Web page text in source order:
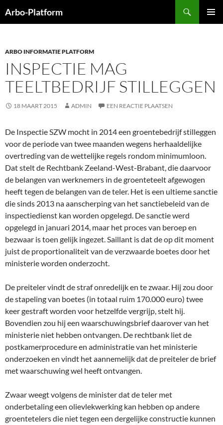
naar
Arbo-Platform
ARBO INFORMATIE PLATFORM
INSPECTIE MAG
TEELTBEDRIJF STILLEGGEN
18 MAART 2015 ADMIN EEN REACTIE PLAATSEN
De Inspectie SZW mocht in 2014 een groentebedrijf stilleggen
voor de periode van twee maanden wegens herhaaldelijke
overtreding van de wettelijke regels rondom minimumloon.
Dat stelt de Rechtbank Zeeland-West-Brabant, die daarvoor
de belangen van werknemers in de groenteteelt afgewogen
heeft tegen de belangen van de teler. Het is een ultieme sanctie
die sinds 2013 na aanscherping van het sanctiebeleid van de
inspectiedienst kan worden opgelegd. De sanctie werd
opgelegd in januari 2014, maar het proces van beroep en
bezwaar is toen gelijk ingezet. Saillant is dat de op dit moment
juist de proportionaliteit van de verzwaarde boetes door het
ministerie worden onderzocht.
De preiteler vindt de straf onredelijk en te zwaar. Hij zou door
de stapeling van boetes (in totaal ruim 170.000 euro) twee
keer gestraft worden voor hetzelfde vergrijp, stelt hij.
Bovendien zou hij een waarschuwingsbrief daarover van het
ministerie niet hebben ontvangen. De rechtbank liet de
postkamerprocedure en administratie van het ministerie
onderzoeken en vindt het aannemelijk dat de preiteler de brief
met waarschuwing wel heeft ontvangen.
Zwaar weegt volgens de minister dat de teler met
onderbetaling een olievlekwerking kan hebben op andere
groentetelers die niet tegen een dergelijke constructie kunnen